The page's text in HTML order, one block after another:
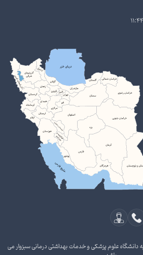
دانشگاه علوم پزشکی و خدمات بهداشتی درمانی سبزوار می